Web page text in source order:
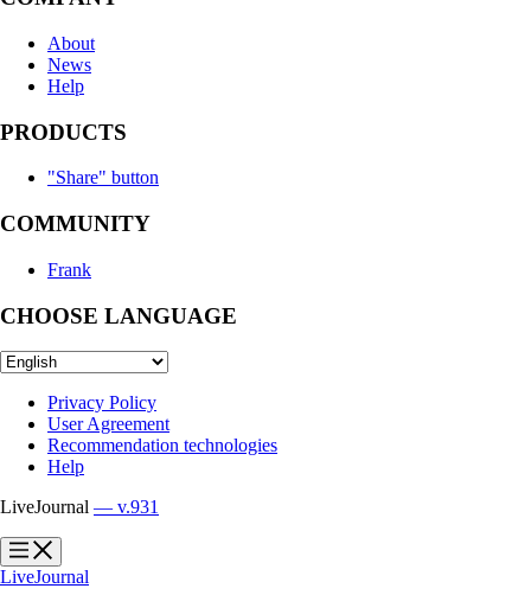
About
News
Help
PRODUCTS
"Share" button
COMMUNITY
Frank
CHOOSE LANGUAGE
Privacy Policy
User Agreement
Recommendation technologies
Help
LiveJournal — v.931
?
?
LiveJournal